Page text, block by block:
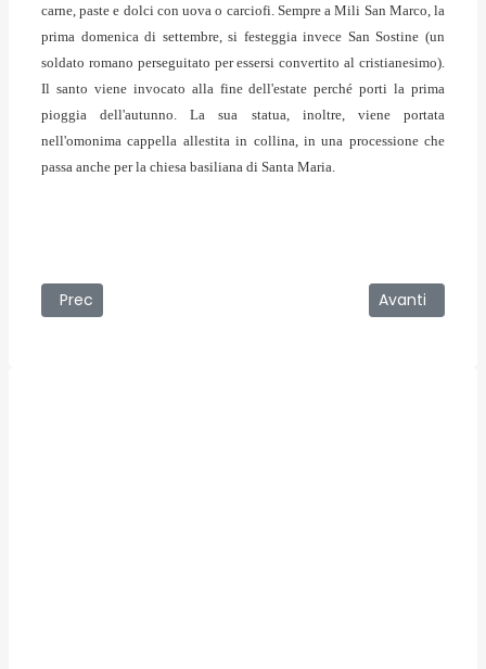
carne, paste e dolci con uova o carciofi. Sempre a Mili San Marco, la
prima domenica di settembre, si festeggia invece San Sostine (un
soldato romano perseguitato per essersi convertito al cristianesimo).
Il santo viene invocato alla fine dell'estate perché porti la prima
pioggia dell'autunno. La sua statua, inoltre, viene portata
nell'omonima cappella allestita in collina, in una processione che
passa anche per la chiesa basiliana di Santa Maria.
Articolo precedente: Mili Marina
Prec Articolo
Avanti